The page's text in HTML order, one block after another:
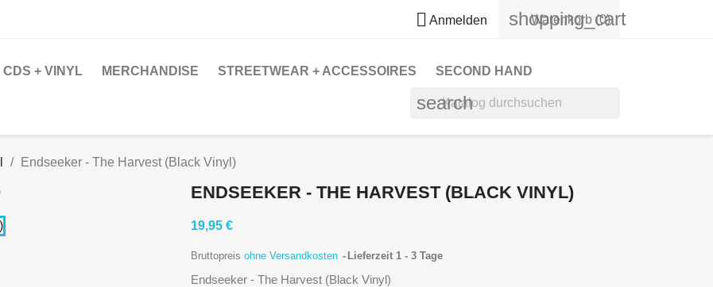
 Anmelden shopping_cart
Warenkorb (0)
CDS + VINYL MERCHANDISE STREETWEAR + ACCESSOIRES SECOND HAND
search
Endseeker - The Harvest (Black Vinyl)
ENDSEEKER - THE HARVEST (BLACK VINYL)
19,95 €
Bruttopreis ohne Versandkosten Lieferzeit 1 - 3 Tage
Endseeker - The Harvest (Black Vinyl)